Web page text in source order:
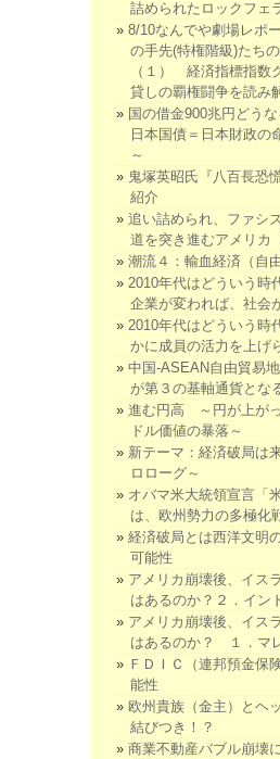
詰められたロックフェ
8/10なんでや劇場レポ
の手先(特権階級)たちの
（１） 経済指標指数
貸しの覇権闘争を読み
国の借金900兆円どう
日本国債＝日本財政の
～
鬼塚英昭氏『八百長恐
紹介
追い詰められ、ファシ
道を突き進むアメリカ
潮流４：輸血経済（自
2010年代はどういう
企業が変われば、社会
2010年代はどういう時
かに成員の活力を上げ
中国-ASEAN自由貿易
が第３の基軸通貨とな
進む円高 ～円が上がっ
ドル価値の暴落～
新テーマ：経済破局
ロローグ～
オバマ米大統領宣言「
は、欧州勢力の多極化
経済破局とは西洋文明
可能性
アメリカ崩壊後、イス
はあるのか？２．イン
アメリカ崩壊後、イス
はあるのか？ １．マ
ＦＤＩＣ（連邦預金保
能性
欧州貴族（金主）とヘ
結びつき！？
商業不動産バブル崩壊